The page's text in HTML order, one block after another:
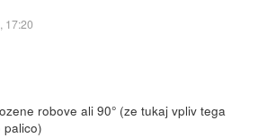
17:20
robove ali 90° (ze tukaj vpliv tega
palico)